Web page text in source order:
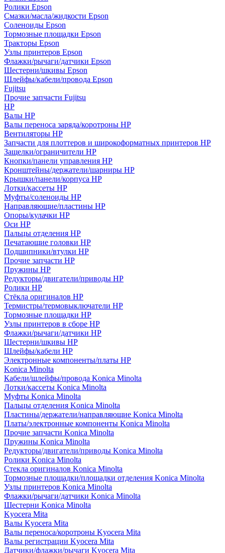
Ролики Epson
Смазки/масла/жидкости Epson
Соленоиды Epson
Тормозные площадки Epson
Тракторы Epson
Узлы принтеров Epson
Флажки/рычаги/датчики Epson
Шестерни/шкивы Epson
Шлейфы/кабели/провода Epson
Fujitsu
Прочие запчасти Fujitsu
HP
Валы HP
Валы переноса заряда/коротроны HP
Вентиляторы HP
Запчасти для плоттеров и широкоформатных принтеров HP
Защелки/ограничители HP
Кнопки/панели управления HP
Кронштейны/держатели/шарниры HP
Крышки/панели/корпуса HP
Лотки/кассеты HP
Муфты/соленоиды HP
Направляющие/пластины HP
Опоры/кулачки HP
Оси HP
Пальцы отделения HP
Печатающие головки HP
Подшипники/втулки HP
Прочие запчасти HP
Пружины HP
Редукторы/двигатели/приводы HP
Ролики HP
Стёкла оригиналов HP
Термистры/термовыключатели HP
Тормозные площадки HP
Узлы принтеров в сборе HP
Флажки/рычаги/датчики HP
Шестерни/шкивы HP
Шлейфы/кабели HP
Электронные компоненты/платы HP
Konica Minolta
Кабели/шлейфы/провода Konica Minolta
Лотки/кассеты Konica Minolta
Муфты Konica Minolta
Пальцы отделения Konica Minolta
Пластины/держатели/направляющие Konica Minolta
Платы/электронные компоненты Konica Minolta
Прочие запчасти Konica Minolta
Пружины Konica Minolta
Редукторы/двигатели/приводы Konica Minolta
Ролики Konica Minolta
Стекла оригиналов Konica Minolta
Тормозные площадки/площадки отделения Konica Minolta
Узлы принтеров Konica Minolta
Флажки/рычаги/датчики Konica Minolta
Шестерни Konica Minolta
Kyocera Mita
Валы Kyocera Mita
Валы переноса/коротроны Kyocera Mita
Валы регистрации Kyocera Mita
Датчики/флажки/рычаги Kyocera Mita